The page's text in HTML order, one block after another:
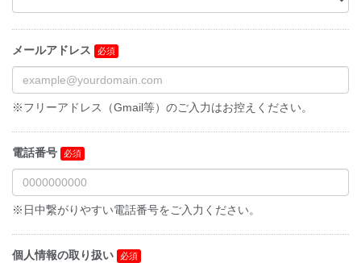
メールアドレス
※フリーアドレス（Gmail等）のご入力はお控えください。
電話番号
※日中繋がりやすい電話番号をご入力ください。
個人情報の取り扱い